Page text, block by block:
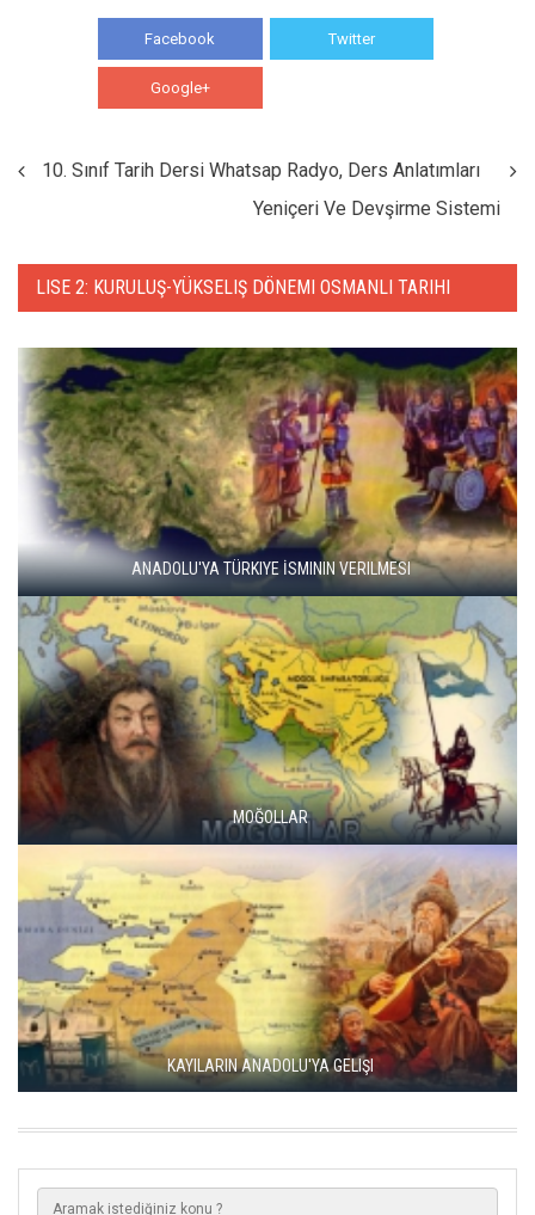
Facebook Twitter
Google+
10. Sınıf Tarih Dersi Whatsap Radyo, Ders Anlatımları
Yeniçeri Ve Devşirme Sistemi
LISE 2: KURULUŞ-YÜKSELIŞ DÖNEMI OSMANLI TARIHI
ANADOLU'YA TÜRKIYE İSMININ VERILMESI
MOĞOLLAR
KAYILARIN ANADOLU'YA GELIŞI